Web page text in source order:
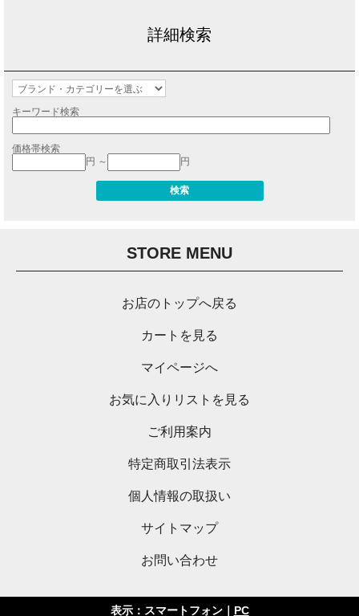
詳細検索
キーワード検索
価格帯検索
円 ～
円
STORE MENU
お店のトップへ戻る
カートを見る
マイページへ
お気に入りリストを見る
ご利用案内
特定商取引法表示
個人情報の取扱い
サイトマップ
お問い合わせ
表示：スマートフォン｜ PC